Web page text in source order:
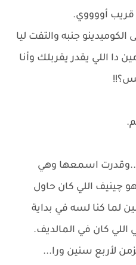
أووووي.
جنبه والتفت ليا
دا اللي يقدر يقربلك وأنا
اسمعها وهي
هو چينيف اللي كان حاول
لما كنا لسه في بداية
اللي كان في المالديف.
لأربع سنين ورا...